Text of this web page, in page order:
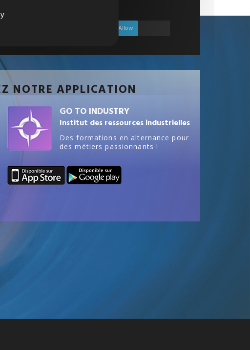
✓ Allow
NOTRE APPLICATION
GO TO INDUSTRY
Institut des ressources industrielles
Des formations en alternance pour
des métiers passionnants !